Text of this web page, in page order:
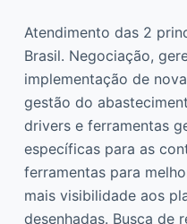
Atendimento das 2
Brasil. Negociação,
implementação de
gestão do
drivers e ferramentas
específicas para as
ferramentas para
mais visibilidade aos
desenhadas. Busca de